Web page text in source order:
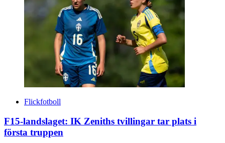
Flickfotboll
F15-landslaget: IK Zeniths tvillingar tar plats i
första truppen